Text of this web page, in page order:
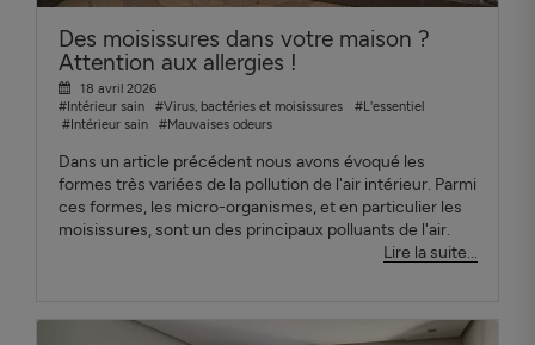
Des moisissures dans votre maison ?
Attention aux allergies !
18 avril 2026
#Intérieur sain
#Virus, bactéries et moisissures
#L'essentiel
#Intérieur sain
#Mauvaises odeurs
Dans un article précédent nous avons évoqué les
formes très variées de la pollution de l'air intérieur. Parmi
ces formes, les micro-organismes, et en particulier les
moisissures, sont un des principaux polluants de l'air.
Lire la suite...